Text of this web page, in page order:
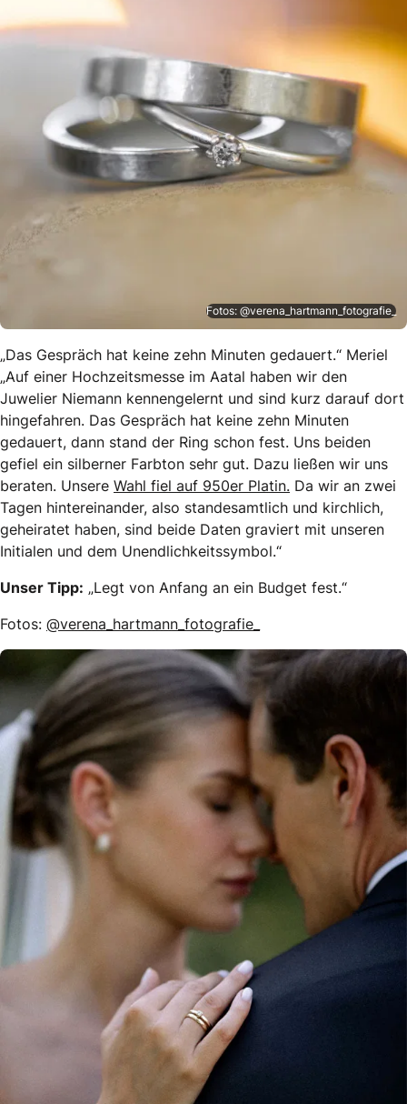
Fotos: @verena_hartmann_fotografie_
„Das Gespräch hat keine zehn Minuten gedauert.“ Meriel
„Auf einer Hochzeitsmesse im Aatal haben wir den
Juwelier Niemann kennengelernt und sind kurz darauf dort
hingefahren. Das Gespräch hat keine zehn Minuten
gedauert, dann stand der Ring schon fest. Uns beiden
gefiel ein silberner Farbton sehr gut. Dazu ließen wir uns
beraten. Unsere Wahl fiel auf 950er Platin. Da wir an zwei
Tagen hintereinander, also standesamtlich und kirchlich,
geheiratet haben, sind beide Daten graviert mit unseren
Initialen und dem Unendlichkeitssymbol.“
Unser Tipp: „Legt von Anfang an ein Budget fest.“
Fotos: @verena_hartmann_fotografie_